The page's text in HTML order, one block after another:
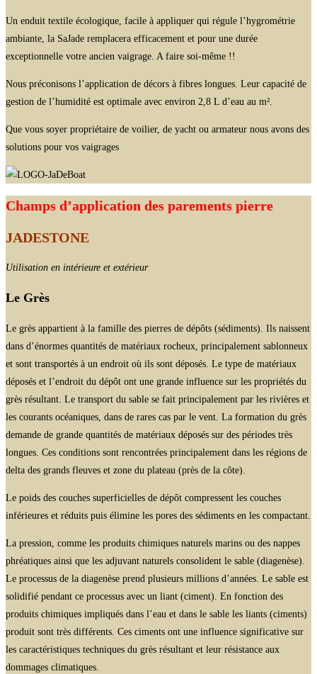
Un enduit textile écologique, facile à appliquer qui régule l’hygrométrie
ambiante, la SaJade remplacera efficacement et pour une durée
exceptionnelle votre ancien vaigrage. A faire soi-même !!
Nous préconisons l’application de décors à fibres longues. Leur capacité de
gestion de l’humidité est optimale avec environ 2,8 L d’eau au m².
Que vous soyer propriétaire de voilier, de yacht ou armateur nous avons des
solutions pour vos vaigrages
Champs d’application des parements pierre
JADESTONE
Utilisation en intérieure et extérieur
Le Grès
Le grès appartient à la famille des pierres de dépôts (sédiments). Ils naissent
dans d’énormes quantités de matériaux rocheux, principalement sablonneux
et sont transportés à un endroit où ils sont déposés. Le type de matériaux
déposés et l’endroit du dépôt ont une grande influence sur les propriétés du
grès résultant. Le transport du sable se fait principalement par les rivières et
les courants océaniques, dans de rares cas par le vent. La formation du grès
demande de grande quantités de matériaux déposés sur des périodes très
longues. Ces conditions sont rencontrées principalement dans les régions de
delta des grands fleuves et zone du plateau (près de la côte).
Le poids des couches superficielles de dépôt compressent les couches
inférieures et réduits puis élimine les pores des sédiments en les compactant.
La pression, comme les produits chimiques naturels marins ou des nappes
phréatiques ainsi que les adjuvant naturels consolident le sable (diagenèse).
Le processus de la diagenèse prend plusieurs millions d’années. Le sable est
solidifié pendant ce processus avec un liant (ciment). En fonction des
produits chimiques impliqués dans l’eau et dans le sable les liants (ciments)
produit sont très différents. Ces ciments ont une influence significative sur
les caractéristiques techniques du grès résultant et leur résistance aux
dommages climatiques.